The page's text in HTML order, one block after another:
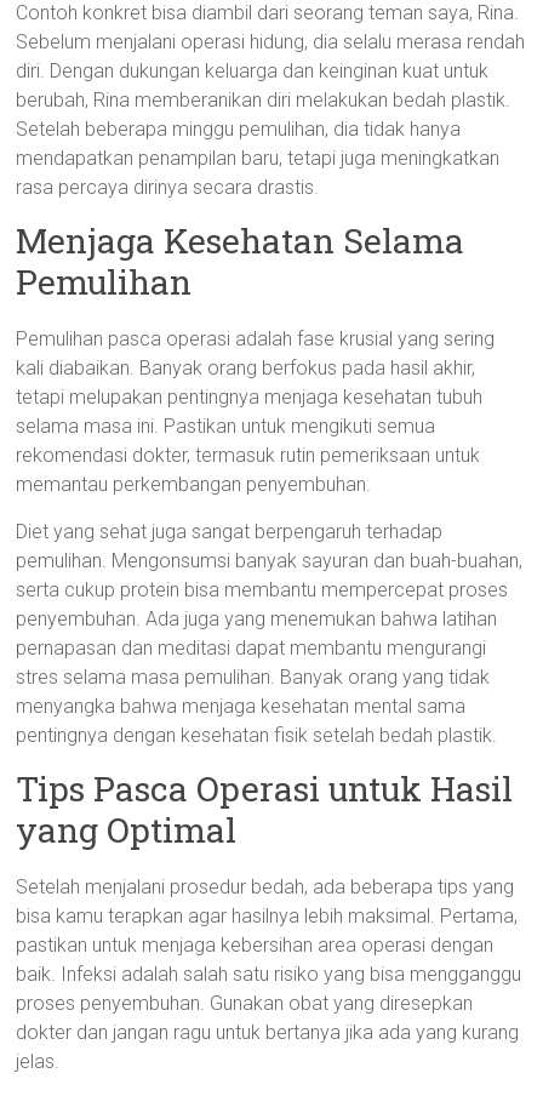
Contoh konkret bisa diambil dari seorang teman saya, Rina.
Sebelum menjalani operasi hidung, dia selalu merasa rendah
diri. Dengan dukungan keluarga dan keinginan kuat untuk
berubah, Rina memberanikan diri melakukan bedah plastik.
Setelah beberapa minggu pemulihan, dia tidak hanya
mendapatkan penampilan baru, tetapi juga meningkatkan
rasa percaya dirinya secara drastis.
Menjaga Kesehatan Selama
Pemulihan
Pemulihan pasca operasi adalah fase krusial yang sering
kali diabaikan. Banyak orang berfokus pada hasil akhir,
tetapi melupakan pentingnya menjaga kesehatan tubuh
selama masa ini. Pastikan untuk mengikuti semua
rekomendasi dokter, termasuk rutin pemeriksaan untuk
memantau perkembangan penyembuhan.
Diet yang sehat juga sangat berpengaruh terhadap
pemulihan. Mengonsumsi banyak sayuran dan buah-buahan,
serta cukup protein bisa membantu mempercepat proses
penyembuhan. Ada juga yang menemukan bahwa latihan
pernapasan dan meditasi dapat membantu mengurangi
stres selama masa pemulihan. Banyak orang yang tidak
menyangka bahwa menjaga kesehatan mental sama
pentingnya dengan kesehatan fisik setelah bedah plastik.
Tips Pasca Operasi untuk Hasil
yang Optimal
Setelah menjalani prosedur bedah, ada beberapa tips yang
bisa kamu terapkan agar hasilnya lebih maksimal. Pertama,
pastikan untuk menjaga kebersihan area operasi dengan
baik. Infeksi adalah salah satu risiko yang bisa mengganggu
proses penyembuhan. Gunakan obat yang diresepkan
dokter dan jangan ragu untuk bertanya jika ada yang kurang
jelas.